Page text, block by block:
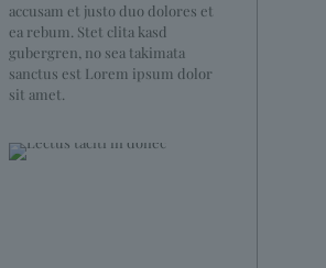
accusam et justo duo dolores et
ea rebum. Stet clita kasd
gubergren, no sea takimata
sanctus est Lorem ipsum dolor
sit amet.